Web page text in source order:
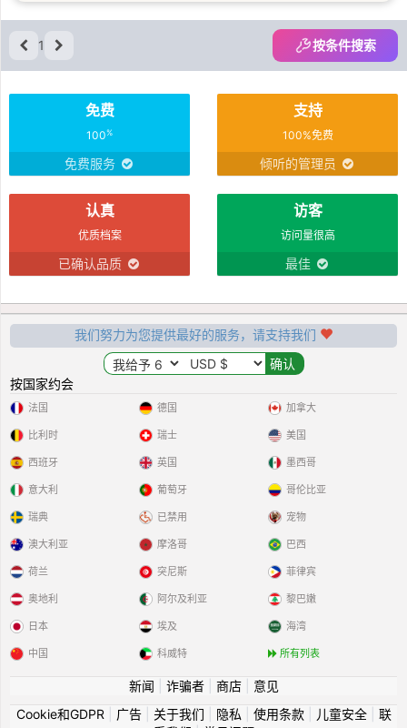
1 按条件搜索
免费
100%
免费服务
支持
100%免费
倾听的管理员
认真
优质档案
已确认品质
访客
访问量很高
最佳
我们努力为您提供最好的服务，请支持我们
按国家约会
法国
比利时
西班牙
意大利
瑞典
德国
瑞士
英国
葡萄牙
已禁用
加拿大
美国
墨西哥
哥伦比亚
宠物
澳大利亚
荷兰
奥地利
日本
中国
摩洛哥
突尼斯
阿尔及利亚
埃及
科威特
巴西
菲律宾
黎巴嫩
海湾
所有列表
新闻 诈骗者| 商店| 意见
Cookie和GDPR
广告| 关于我们 隐私 使用条款| 儿童安全| 联